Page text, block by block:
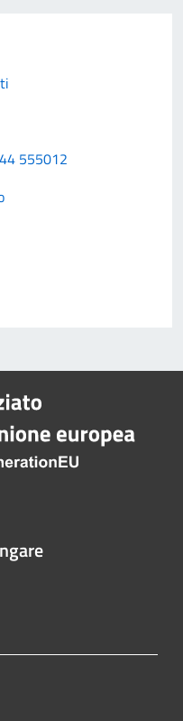
555012